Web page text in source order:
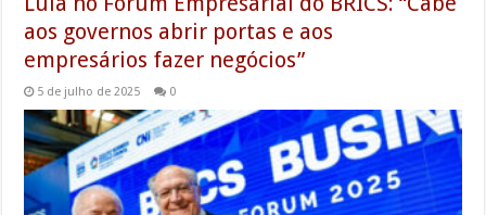
aos governos abrir portas e aos
empresários fazer negócios”
5 de julho de 2025 0